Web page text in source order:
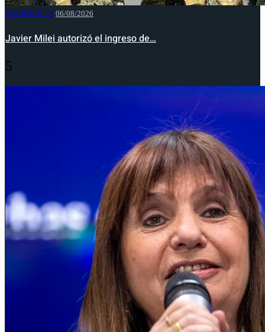
NACIONALES 06/08/2026
Javier Milei autorizó el ingreso de…
5